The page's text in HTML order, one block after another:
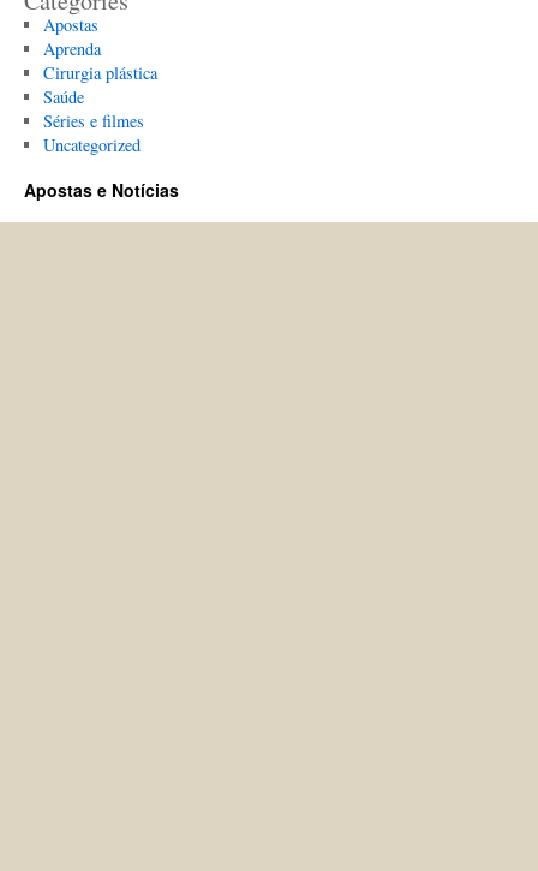
Apostas
Aprenda
Cirurgia plástica
Saúde
Séries e filmes
Uncategorized
Apostas e Notícias